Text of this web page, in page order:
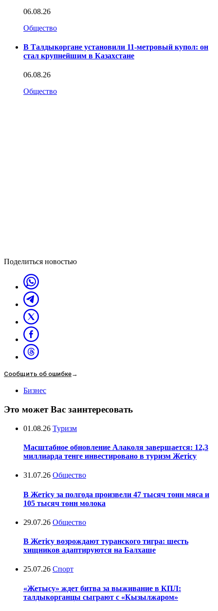
06.08.26
Общество
В Талдыкоргане установили 11-метровый купол: он
стал крупнейшим в Казахстане
06.08.26
Общество
Поделиться новостью
Сообщить об ошибке→
Бизнес
Это может Вас заинтересовать
01.08.26 Туризм
Масштабное обновление Алаколя завершается: 12,3
миллиарда тенге инвестировано в туризм Жетісу
31.07.26 Общество
В Жетісу за полгода произвели 47 тысяч тонн мяса и
105 тысяч тонн молока
29.07.26 Общество
В Жетісу возрождают туранского тигра: шесть
хищников адаптируются на Балхаше
25.07.26 Спорт
«Жетысу» ждет битва за выживание в КПЛ:
талдыкорганцы сыграют с «Кызылжаром»